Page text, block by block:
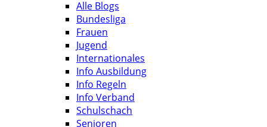
Alle Blogs
Bundesliga
Frauen
Jugend
Internationales
Info Ausbildung
Info Regeln
Info Verband
Schulschach
Senioren